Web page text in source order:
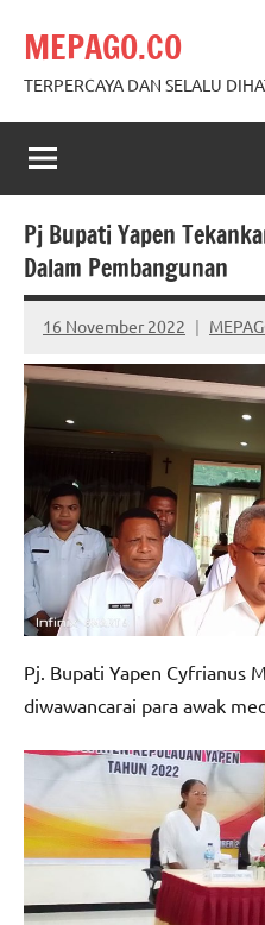
content
MEPAGO.CO
TERPERCAYA DAN SELALU
Pj Bupati Yapen
Dalam Pembangunan
16 November 2022
No
comments
Pj. Bupati Yapen Cyfrianus
diwawancarai para awak